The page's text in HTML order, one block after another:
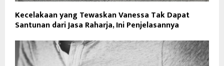
Kecelakaan yang Tewaskan Vanessa Tak Dapat
Santunan dari Jasa Raharja, Ini Penjelasannya